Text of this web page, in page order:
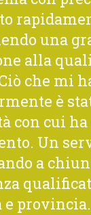
una
alla
che mi
è
con cui
Un
a
e provincia.